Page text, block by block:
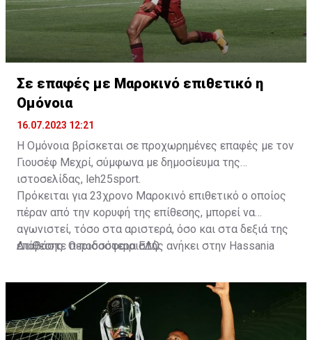
Σε επαφές με Μαροκινό επιθετικό η
Ομόνοια
16.07.2023 12:21
Η Ομόνοια βρίσκεται σε προχωρημένες επαφές με τον
Γιουσέφ Μεχρί, σύμφωνα με δημοσίευμα της
ιστοσελίδας, leh25sport.
Πρόκειται για 23χρονο Μαροκινό επιθετικό ο οποίος
πέραν από την κορυφή της επίθεσης, μπορεί να
αγωνιστεί, τόσο στα αριστερά, όσο και στα δεξιά της
επίθεσης. Ο ποδοσφαιριστής ανήκει στην Hassania
Διαβάστε περισσότεραΕΔΩ.